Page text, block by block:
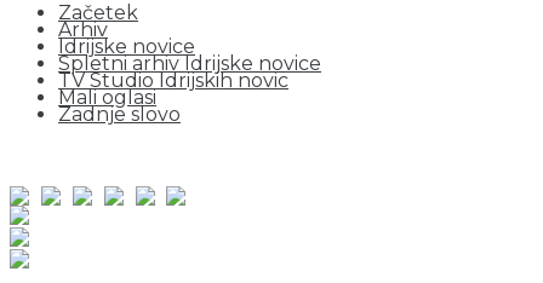
Začetek
Arhiv
Idrijske novice
Spletni arhiv Idrijske novice
TV Studio Idrijskih novic
Mali oglasi
Zadnje slovo